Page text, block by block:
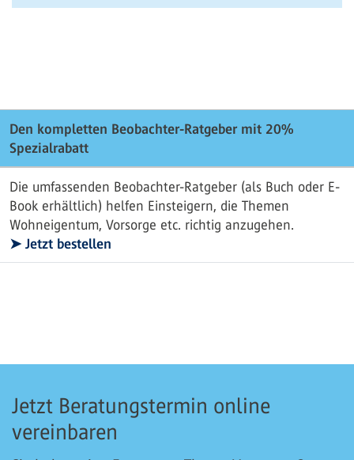
Den kompletten Beobachter-Ratgeber mit 20%
Spezialrabatt
Die umfassenden Beobachter-Ratgeber (als Buch oder E-
Book erhältlich) helfen Einsteigern, die Themen
Wohneigentum, Vorsorge etc. richtig anzugehen.
➤ Jetzt bestellen
Jetzt Beratungstermin online
vereinbaren